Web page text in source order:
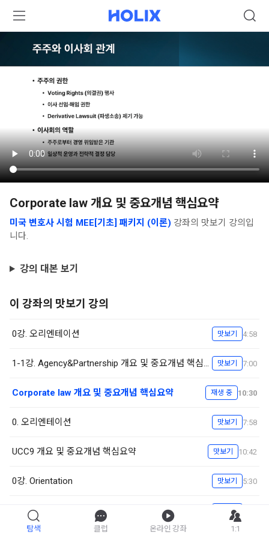
Corporate law 개요 및 중요개념 핵심요약
미국 변호사 시험 MEE[기초] 패키지 (이론) 강좌의 맛보기 강의입
니다.
강의 대본 보기
이 강좌의 맛보기 강의
0강. 오리엔테이션 맛보기 4:58
1-1강. Agency&Partnership 개요 및 중요개념 핵심요약 맛보기 7:00
Corporate law 개요 및 중요개념 핵심요약 재생 중 10:30
0. 오리엔테이션 맛보기 7:58
UCC9 개요 및 중요개념 핵심요약 맛보기 10:42
0강. Orientation 맛보기 5:30
Family law 개요 및 중요개념 핵심요약 맛보기
탐색 클럽 온라인 강좌 1:1